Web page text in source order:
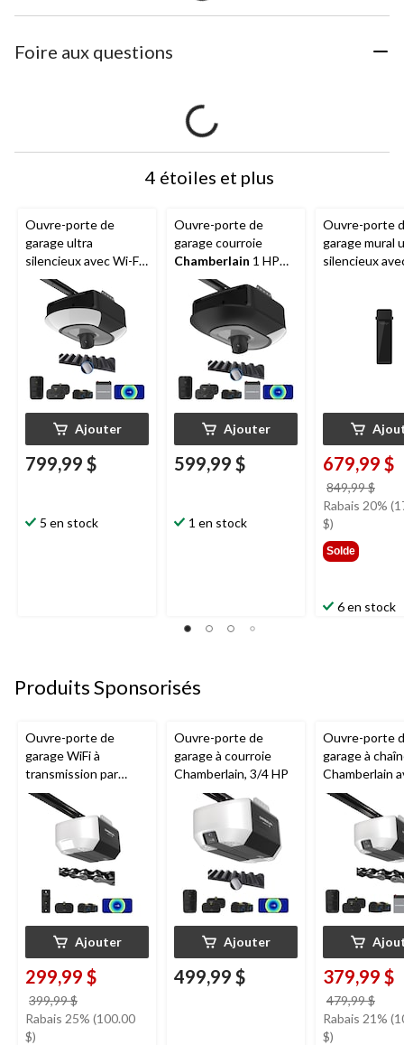
Foire aux questions
4 étoiles et plus
Ouvre-porte de
garage ultra
silencieux avec Wi-Fi
et caméra
Chamberlain
B6753TC, 1-1/4 HP
Ajouter
799,99 $
5 en stock
Ouvre-porte de
garage courroie
Chamberlain 1 HP
avec caméra et pile
Ajouter
599,99 $
1 en stock
Ouvre-porte
garage mural
silencieux
679,99 $
849,99 $
était
Rabais 20%
$)
Solde
6 en stock
Produits Sponsorisés
Ouvre-porte de
garage WiFi à
transmission par
chaîne de 1/2 HP
Chamberlain
Ajouter
299,99 $
399,99 $
était
Rabais 25% (100.00
$)
Ouvre-porte de
garage à courroie
Chamberlain, 3/4 HP
Ajouter
499,99 $
Ouvre-porte
garage à
Chamberlain
batterie de
3/4 HP
379,99 $
479,99 $
était
Rabais 21%
$)